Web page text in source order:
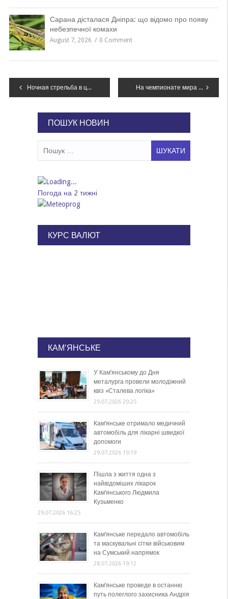
Сарана дісталася Дніпра: що відомо про появу
небезпечної комахи
August 7, 2026 0 Comment
Навігація
Ночная стрельба в центре Днепра На чемпионате мира в Днепре две украинки вошли в финал
ПОШУК НОВИН
Погода на 2 тижні
КУРС ВАЛЮТ
КАМ'ЯНСЬКЕ
У Кам’янському до Дня
металурга провели молодіжний
квіз «Сталева логіка»
29.07.2026 20:25
Кам’янське отримало медичний
автомобіль для лікарні швидкої
допомоги
29.07.2026 19:19
Пішла з життя одна з
найвідоміших лікарок
Кам’янського Людмила
Кузьменко
29.07.2026 16:25
Кам’янське передало автомобіль
та маскувальні сітки військовим
на Сумський напрямок
28.07.2026 19:12
Кам’янське проведе в останню
путь полеглого захисника Андрія